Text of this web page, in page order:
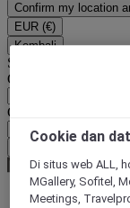
Confirm my location
EUR (€)
Kembali
Select your currency
Geographical area
Currency
Cookie dan
Di situs web ALL,
MGallery, Sofitel,
Meetings,